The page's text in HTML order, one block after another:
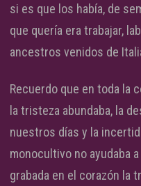
si es que los había, de
que quería era trabajar,
ancestros venidos de
Recuerdo que en toda la
la tristeza abundaba, la
nuestros días y la
monocultivo no ayudaba
grabada en el corazón la